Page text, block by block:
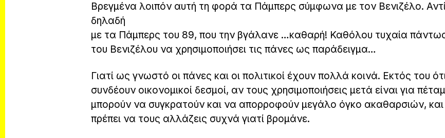
Βρεγμένα λοιπόν αυτή τη φορά τα Πάμπερς σύμφωνα με τον Βενιζέλο.
δηλαδή
με τα Πάμπερς του 89, που την βγάλανε …καθαρή! Καθόλου τυχαία πάντως
του Βενιζέλου να χρησιμοποιήσει τις πάνες ως παράδειγμα…
Γιατί ως γνωστό οι πάνες και οι πολιτικοί έχουν πολλά κοινά. Εκτός του
συνδέουν οικονομικοί δεσμοί, αν τους χρησιμοποιήσεις μετά είναι για
μπορούν να συγκρατούν και να απορροφούν μεγάλο όγκο ακαθαρσιών,
πρέπει να τους αλλάζεις συχνά γιατί βρομάνε.